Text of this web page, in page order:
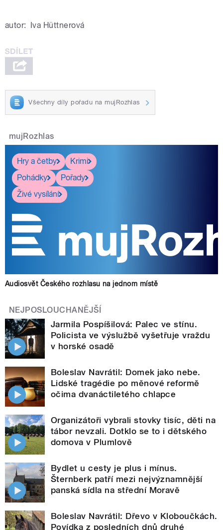
autor: Iva Hüttnerová
Všechny díly pořadu na mujRozhlas
mujRozhlas
Hry a četby
Krimi
Pohádky
Pořady
Živé vysílání
Audiosvět Českého rozhlasu na jednom místě
NEJPOSLOUCHANĚJŠÍ
Jarmila Pospíšilová: Palec ve stínu.
Policista ve výslužbě vyšetřuje vraždu
v horské osadě
Boleslav Navrátil: Domek jako nebe.
Lidské tragédie po měnové reformě
očima dvanáctiletého chlapce
Organizátoři vybrali stovky tisíc, děti na
tábor nevzali. Dotklo se to i dětského
domova v Plumlově
Bydlet u cesty je plus i mínus.
Šternberk patří mezi nejvýznamnější
panská sídla na střední Moravě
Boleslav Navrátil: Dřevo v Kloboučkách.
Povídka z posledních dnů druhé